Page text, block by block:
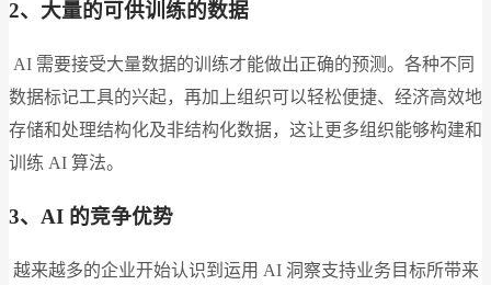
2、大量的可供训练的数据
AI 需要接受大量数据的训练才能做出正确的预测。各种不同
数据标记工具的兴起，再加上组织可以轻松便捷、经济高效地
存储和处理结构化及非结构化数据，这让更多组织能够构建和
训练 AI 算法。
3、AI 的竞争优势
越来越多的企业开始认识到运用 AI 洞察支持业务目标所带来